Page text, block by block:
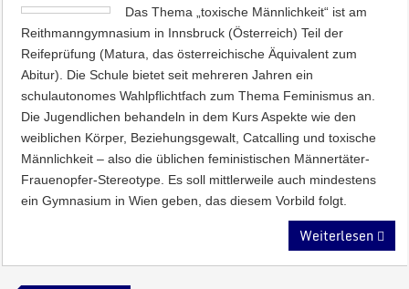
Das Thema „toxische Männlichkeit“ ist am
Reithmanngymnasium in Innsbruck (Österreich) Teil der
Reifeprüfung (Matura, das österreichische Äquivalent zum
Abitur). Die Schule bietet seit mehreren Jahren ein
schulautonomes Wahlpflichtfach zum Thema Feminismus an.
Die Jugendlichen behandeln in dem Kurs Aspekte wie den
weiblichen Körper, Beziehungsgewalt, Catcalling und toxische
Männlichkeit – also die üblichen feministischen Männertäter-
Frauenopfer-Stereotype. Es soll mittlerweile auch mindestens
ein Gymnasium in Wien geben, das diesem Vorbild folgt.
Weiterlesen